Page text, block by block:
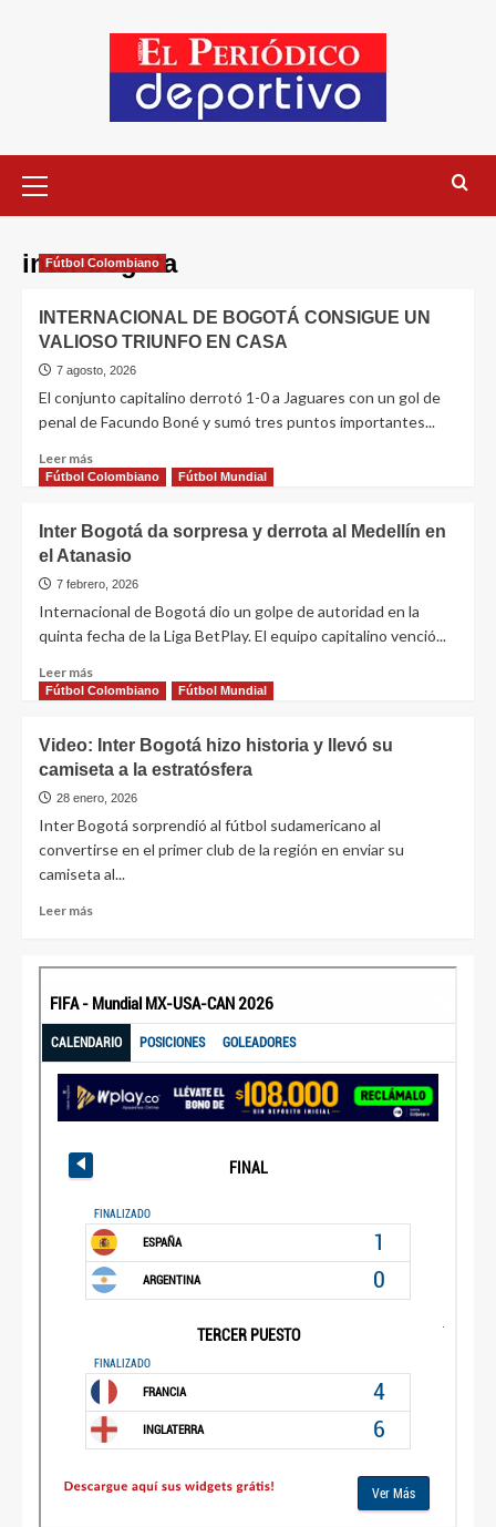
inter bogota
Fútbol Colombiano
INTERNACIONAL DE BOGOTÁ CONSIGUE UN
VALIOSO TRIUNFO EN CASA
7 agosto, 2026
El conjunto capitalino derrotó 1-0 a Jaguares con un gol de
penal de Facundo Boné y sumó tres puntos importantes...
Leer más
Fútbol Colombiano Fútbol Mundial
Inter Bogotá da sorpresa y derrota al Medellín en
el Atanasio
7 febrero, 2026
Internacional de Bogotá dio un golpe de autoridad en la
quinta fecha de la Liga BetPlay. El equipo capitalino venció...
Leer más
Fútbol Colombiano Fútbol Mundial
Video: Inter Bogotá hizo historia y llevó su
camiseta a la estratósfera
28 enero, 2026
Inter Bogotá sorprendió al fútbol sudamericano al
convertirse en el primer club de la región en enviar su
camiseta al...
Leer más